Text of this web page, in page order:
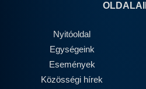
Nyitóoldal
Egységeink
Események
Közösségi hírek